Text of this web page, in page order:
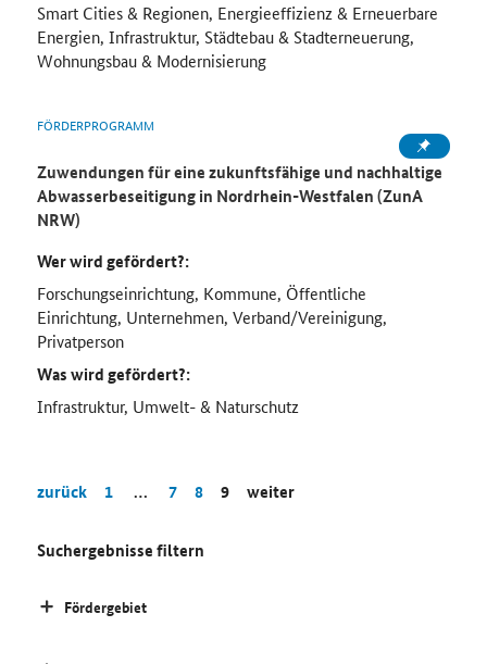
Smart Cities & Regionen, Energieeffizienz & Erneuerbare
Energien, Infrastruktur, Städtebau & Stadterneuerung,
Wohnungsbau & Modernisierung
FÖRDERPROGRAMM
Zuwendungen für eine zukunftsfähige und nachhaltige
Abwasserbeseitigung in Nordrhein-Westfalen (ZunA
NRW)
Wer wird gefördert?:
Forschungseinrichtung, Kommune, Öffentliche
Einrichtung, Unternehmen, Verband/Vereinigung,
Privatperson
Was wird gefördert?:
Infrastruktur, Umwelt- & Naturschutz
zurück 1 … 7 8 9 weiter
Suchergebnisse filtern
Fördergebiet